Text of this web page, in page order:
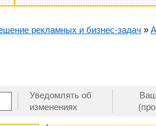
рекламных и бизнес-задач »
Уведомлять об
изменениях